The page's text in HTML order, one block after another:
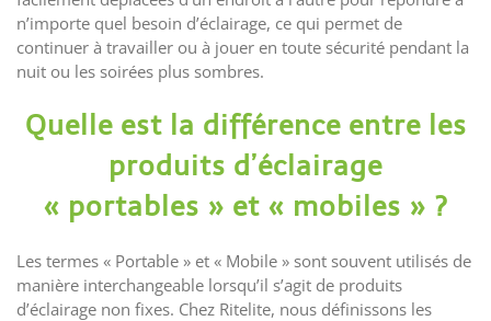
n’importe quel besoin d’éclairage, ce qui permet de
continuer à travailler ou à jouer en toute sécurité pendant la
nuit ou les soirées plus sombres.
Quelle est la différence entre les
produits d’éclairage
« portables » et « mobiles » ?
Les termes « Portable » et « Mobile » sont souvent utilisés de
manière interchangeable lorsqu’il s’agit de produits
d’éclairage non fixes. Chez Ritelite, nous définissons les